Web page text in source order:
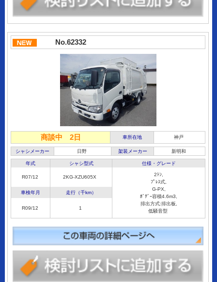
No.62332
商談中 2日 車所在地 神戸
シャシメーカー 日野 架装メーカー 新明和
年式 シャシ型式 仕様・グレード
R07/12 2KG-XZU605X
2ﾄﾝ,
ﾌﾟﾚｽ式,
G-PX,
ﾎﾞﾃﾞｰ容積4.6m3,
排出方式:排出板,
低騒音型
車検年月 走行（千km）
R09/12 1